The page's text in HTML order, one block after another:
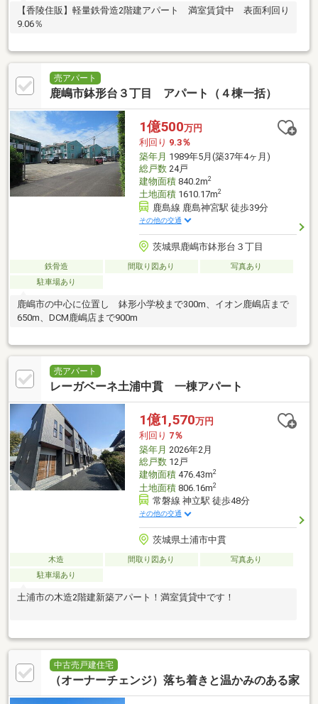
【香陵住販】軽量鉄骨造2階建アパート 満室賃貸中 表面利回り
9.06％
売アパート
鹿嶋市鉢形台３丁目 アパート（４棟一括）
1億500万円
利回り 9.3％
築年月 1989年5月(築37年4ヶ月)
総戸数24戸
建物面積840.2m2
土地面積1610.17m2
鹿島線 鹿島神宮駅 徒歩39分
その他の交通
茨城県鹿嶋市鉢形台３丁目
鉄骨造 間取り図あり
写真あり
駐車場あり
鹿嶋市の中心に位置し 鉢形小学校まで300m、イオン鹿嶋店まで
650m、DCM鹿嶋店まで900m
売アパート
レーガベーネ土浦中貫 一棟アパート
1億1,570万円
利回り 7％
築年月 2026年2月
総戸数12戸
建物面積476.43m2
土地面積806.16m2
常磐線 神立駅 徒歩48分
その他の交通
茨城県土浦市中貫
木造 間取り図あり
写真あり
駐車場あり
土浦市の木造2階建新築アパート！満室賃貸中です！
中古売戸建住宅
（オーナーチェンジ）落ち着きと温かみのある家